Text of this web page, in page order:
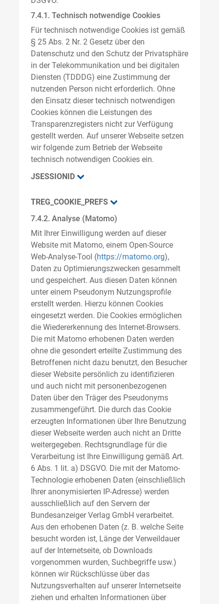
7.4.1. Technisch notwendige Cookies
Für technisch notwendige Cookies ist gemäß
§ 25 Abs. 2 Nr. 2 Gesetz über den
Datenschutz und den Schutz der Privatsphäre
in der Telekommunikation und bei digitalen
Diensten (TDDDG) eine Zustimmung der
nutzenden Person nicht erforderlich. Ohne
den Einsatz dieser technisch notwendigen
Cookies können die Leistungen des
Transparenzregisters nicht zur Verfügung
gestellt werden. Auf unserer Webseite setzen
wir folgende zum Betrieb der Webseite
technisch notwendigen Cookies ein.
JSESSIONID
TREG_COOKIE_PREFS
7.4.2. Analyse (Matomo)
Mit Ihrer Einwilligung werden auf dieser
Website mit Matomo, einem Open-Source
Web-Analyse-Tool (https://matomo.org),
Daten zu Optimierungszwecken gesammelt
und gespeichert. Aus diesen Daten können
unter einem Pseudonym Nutzungsprofile
erstellt werden. Hierzu können Cookies
eingesetzt werden. Die Cookies ermöglichen
die Wiedererkennung des Internet-Browsers.
Die mit Matomo erhobenen Daten werden
ohne die gesondert erteilte Zustimmung des
Betroffenen nicht dazu benutzt, den Besucher
dieser Website persönlich zu identifizieren
und auch nicht mit personenbezogenen
Daten über den Träger des Pseudonyms
zusammengeführt. Die durch das Cookie
erzeugten Informationen über Ihre Benutzung
dieser Webseite werden auch nicht an Dritte
weitergegeben. Rechtsgrundlage für die
Verarbeitung ist Ihre Einwilligung gemäß Art.
6 Abs. 1 lit. a) DSGVO. Die mit der Matomo-
Technologie erhobenen Daten (einschließlich
Ihrer anonymisierten IP-Adresse) werden
ausschließlich auf den Servern der
Bundesanzeiger Verlag GmbH verarbeitet.
Aus den erhobenen Daten (z. B. welche Seite
besucht worden ist, Länge der Verweildauer
auf der Internetseite, ob Downloads
vorgenommen wurden, Suchbegriffe usw.)
können wir Rückschlüsse über das
Nutzungsverhalten auf unserer Internetseite
ziehen und erhalten Informationen über